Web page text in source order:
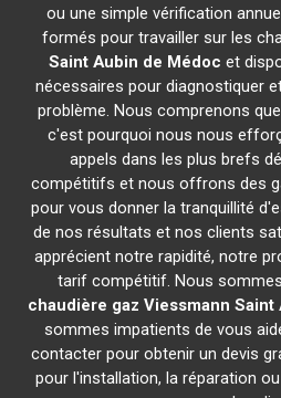
ou une simple vérification
formés pour travailler sur les
Saint Aubin de Médoc et
nécessaires pour diagnostiquer
problème. Nous comprenons
c'est pourquoi nous nous
appels dans les plus brefs
compétitifs et nous offrons des
pour vous donner la tranquillité
de nos résultats et nos clients
apprécient notre rapidité, notre
tarif compétitif. Nous
chaudière gaz Viessmann Saint
sommes impatients de vous
contacter pour obtenir un devis
pour l'installation, la réparation